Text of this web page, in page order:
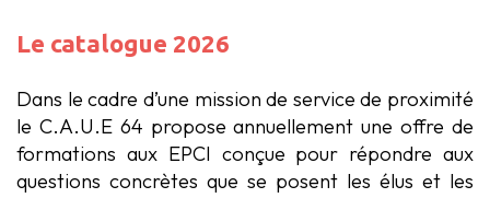
Le catalogue 2026
Dans le cadre d’une mission de service de proximité
le C.A.U.E 64 propose annuellement une offre de
formations aux EPCI conçue pour répondre aux
questions concrètes que se posent les élus et les